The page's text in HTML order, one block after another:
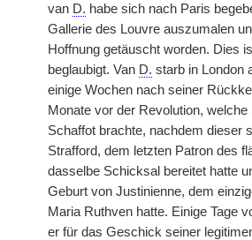
van D. habe sich nach Paris
Gallerie des Louvre auszumalen
Hoffnung getäuscht worden. Dies
beglaubigt. Van D. starb in London
einige Wochen nach seiner
Monate vor der Revolution, welche
Schaffot brachte, nachdem dieser
Strafford, dem letzten Patron des
dasselbe Schicksal bereitet hatte
Geburt von Justinienne, dem
Maria Ruthven hatte. Einige Tage
er für das Geschick seiner